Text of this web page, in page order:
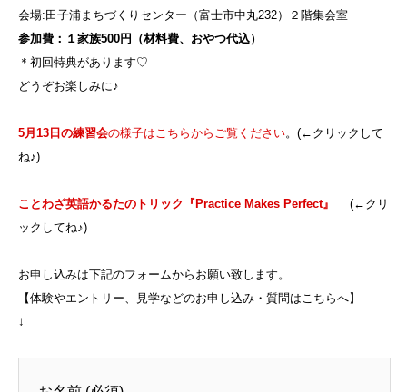
会場:田子浦まちづくりセンター（富士市中丸232）２階集会室
参加費：１家族500円（材料費、おやつ代込）
＊初回特典があります♡
どうぞお楽しみに♪
5月13日の練習会の様子はこちらからご覧ください。(←クリックして
ね♪)
ことわざ英語かるたのトリック『Practice Makes Perfect』
(←クリ
ックしてね♪)
お申し込みは下記のフォームからお願い致します。
【体験やエントリー、見学などのお申し込み・質問はこちらへ】
↓